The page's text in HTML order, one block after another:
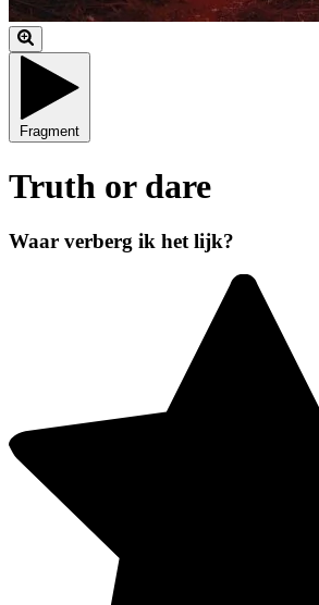
Fragment
Truth or dare
Waar verberg ik het lijk?